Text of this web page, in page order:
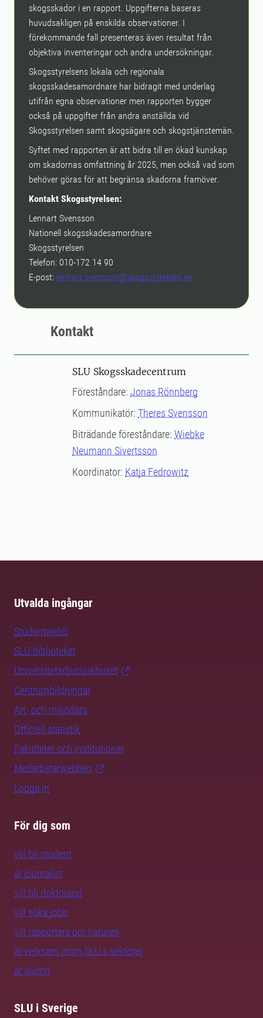
skogsskador i en rapport. Uppgifterna baseras
huvudsakligen på enskilda observationer. I
förekommande fall presenteras även resultat från
objektiva inventeringar och andra undersökningar.
Skogsstyrelsens lokala och regionala
skogsskadesamordnare har bidragit med underlag
utifrån egna observationer men rapporten bygger
också på uppgifter från andra anställda vid
Skogsstyrelsen samt skogsägare och skogstjänstemän.
Syftet med rapporten är att bidra till en ökad kunskap
om skadornas omfattning år 2025, men också vad som
behöver göras för att begränsa skadorna framöver.
Kontakt Skogsstyrelsen:
Lennart Svensson
Nationell skogsskadesamordnare
Skogsstyrelsen
Telefon: 010-172 14 90
E-post: lennart.svensson@skogsstyrelsen.se
Kontakt
SLU Skogsskadecentrum
Föreståndare: Jonas Rönnberg
Kommunikatör: Theres Svensson
Biträdande föreståndare: Wiebke
Neumann Sivertsson
Koordinator: Katja Fedrowitz
Utvalda ingångar
Studentwebb
SLU-biblioteket
Universitetsdjursjukhuset
Centrumbildningar
Art- och miljödata
Officiell statistik
Fakulteter och institutioner
Medarbetarwebben
Logga in
För dig som
vill bli student
är journalist
vill bli doktorand
vill söka jobb
vill rapportera om naturen
är verksam inom SLU:s sektorer
är alumn
SLU i Sverige